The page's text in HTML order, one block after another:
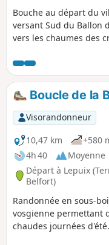
Bouche au départ du
versant Sud du Ballon
vers les chaumes des
profiter des
voisins, Grand Ballon,
bernoises et ses
Jungfrau...) ⚠️Chenil
chien craintif, voir
Boucle de la
Visorandonneur
10,47 km
+580
4h 40
Moyenne
Départ à Lepuix
Belfort)
Randonnée en sous-
vosgienne permettant
chaudes journées